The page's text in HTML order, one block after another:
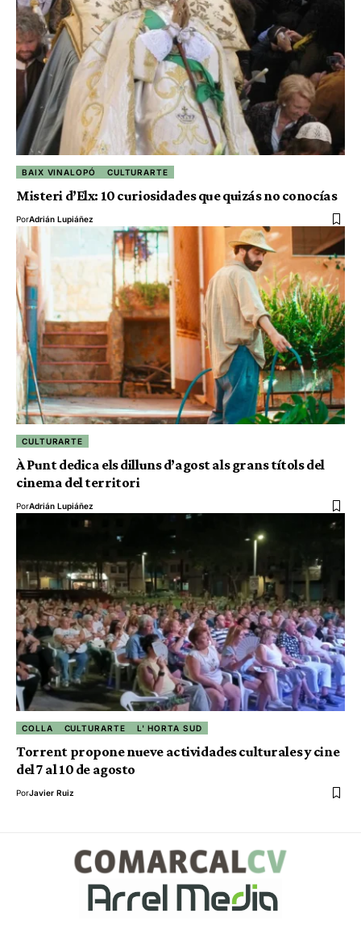
BAIX VINALOPÓ CULTURARTE
Misteri d’Elx: 10 curiosidades que quizás no conocías
PorAdrián Lupiáñez
CULTURARTE
À Punt dedica els dilluns d’agost als grans títols del
cinema del territori
PorAdrián Lupiáñez
COLLA CULTURARTE L' HORTA SUD
Torrent propone nueve actividades culturales y cine
del 7 al 10 de agosto
PorJavier Ruiz